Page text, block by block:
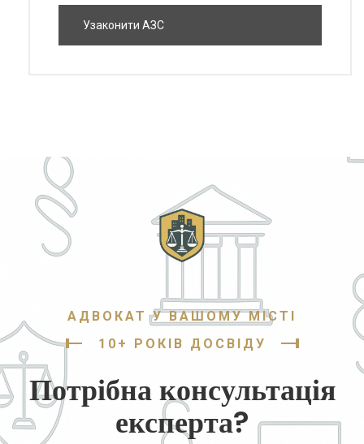
Узаконити АЗС
АДВОКАТ У ВАШОМУ МІСТІ
10+ РОКІВ ДОСВІДУ
Потрібна консультація
експерта?